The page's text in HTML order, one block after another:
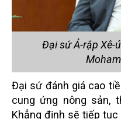
Đại sứ Ả-rập Xê-
Đại sứ đánh giá cao
cung ứng nông sản,
Khẳng định sẽ tiếp